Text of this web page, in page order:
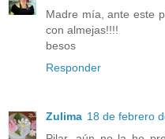
Madre mía, ante este
con almejas!!!!
besos
Responder
Zulima 18 de febrero